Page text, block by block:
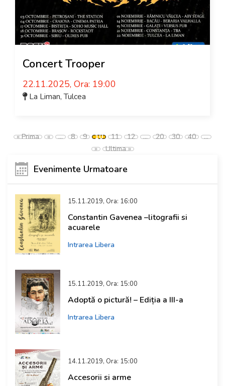
Concert Trooper
22.11.2025, Ora: 19:00
La Liman,Tulcea
« Prima « ... 8 9 10 11 12 ... 20 30 40
...
»
Ultima »
Evenimente Urmatoare
15.11.2019, Ora: 16:00
Constantin Gavenea –litografii si
acuarele
Intrarea Libera
15.11.2019, Ora: 15:00
Adoptă o pictură! – Ediția a III-a
Intrarea Libera
14.11.2019, Ora: 15:00
Accesorii si arme